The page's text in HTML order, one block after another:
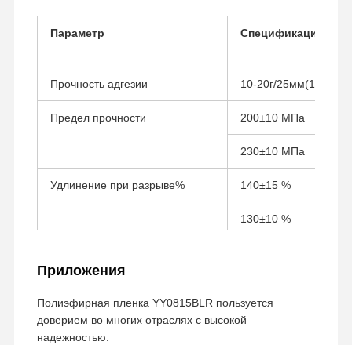
Силиконовая пленка
Акриловый фильм
Синяя защитная пленка
Параметр Спецификация
Прочность адгезии 10-20г/25мм(1800)*
Предел прочности 200±10 МПа
230±10 МПа
Удлинение при разрыве% 140±15 %
130±10 %
Приложения
Полиэфирная пленка YY0815BLR пользуется
доверием во многих отраслях с высокой
надежностью: